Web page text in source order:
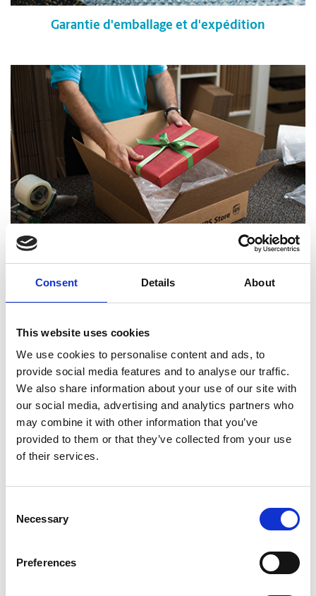
Consent Details About
This website uses cookies
We use cookies to personalise content and ads, to
provide social media features and to analyse our traffic.
We also share information about your use of our site with
our social media, advertising and analytics partners who
may combine it with other information that you’ve
provided to them or that they’ve collected from your use
of their services.
Selection
Necessary
Preferences
Garantie d'emballage et d'expédition
Experts certifiés en emballage